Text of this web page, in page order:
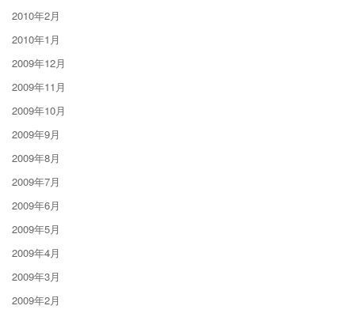
2010年2月
2010年1月
2009年12月
2009年11月
2009年10月
2009年9月
2009年8月
2009年7月
2009年6月
2009年5月
2009年4月
2009年3月
2009年2月